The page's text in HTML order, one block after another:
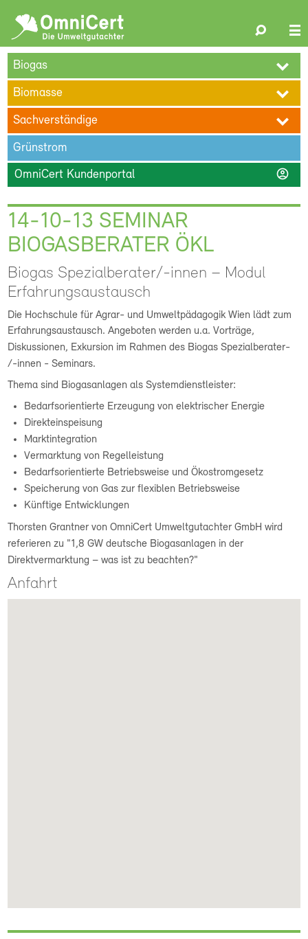
Search
ÜBER UNS BLOG TERMINE REFERENZEN
KARRIERE
KONTAKT
Biogas
Biomasse
Sachverständige
Grünstrom
OmniCert Kundenportal account_circle
14-10-13 SEMINAR
BIOGASBERATER ÖKL
Biogas Spezialberater/-innen – Modul
Erfahrungsaustausch
Die Hochschule für Agrar- und Umweltpädagogik Wien lädt zum
Erfahrungsaustausch. Angeboten werden u.a.Vorträge,
Diskussionen, Exkursion im Rahmen des Biogas Spezialberater-
/-innen - Seminars.
Thema sind Biogasanlagen als Systemdienstleister:
Bedarfsorientierte Erzeugung von elektrischer Energie
Direkteinspeisung
Marktintegration
Vermarktung von Regelleistung
Bedarfsorientierte Betriebsweise und Ökostromgesetz
Speicherung von Gas zur flexiblen Betriebsweise
Künftige Entwicklungen
Thorsten Grantner von OmniCert Umweltgutachter GmbH wird
referieren zu "1,8 GW deutsche Biogasanlagen in der
Direktvermarktung – was ist zu beachten?"
Anfahrt